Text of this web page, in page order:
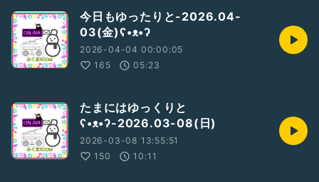
今日もゆったりと-2026.04-
03(金)ʕ•ᴥ•ʔ
2026-04-04 00:00:05
165
05:23
たまにはゆっくりと
ʕ•ᴥ•ʔ-2026.03-08(日)
2026-03-08 13:55:51
150
10:11